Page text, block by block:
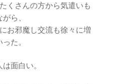
くさんの方から気遣いも
ら、
お邪魔し交流も徐々に増
た。
面白い。